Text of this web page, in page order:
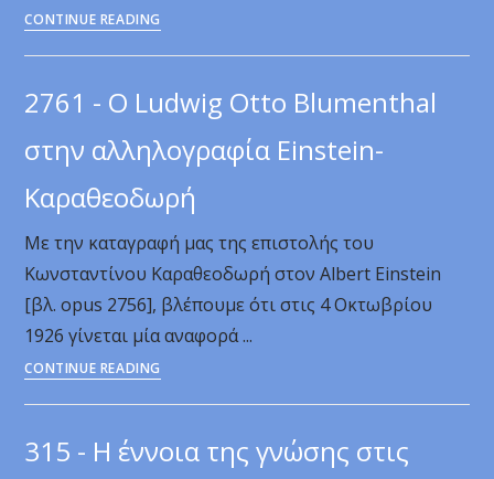
CONTINUE READING
επιστημολογικού
αναρχισμού
του
Feyerabend
2761 - Ο Ludwig Otto Blumenthal
στην αλληλογραφία Einstein-
Καραθεοδωρή
Με την καταγραφή μας της επιστολής του
Κωνσταντίνου Καραθεοδωρή στον Albert Einstein
[βλ. opus 2756], βλέπουμε ότι στις 4 Οκτωβρίου
1926 γίνεται μία αναφορά ...
CONTINUE READING
Ludwig
315 - Η έννοια της γνώσης στις